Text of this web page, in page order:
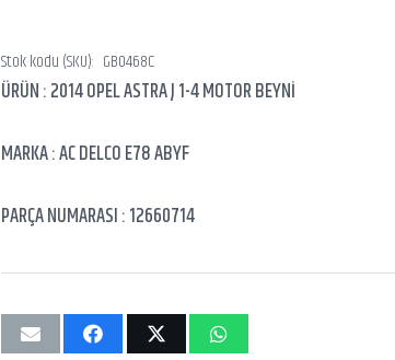
Stok kodu (SKU): GB0468C
ÜRÜN : 2014 OPEL ASTRA J 1-4 MOTOR BEYNİ
MARKA : AC DELCO E78 ABYF
PARÇA NUMARASI : 12660714